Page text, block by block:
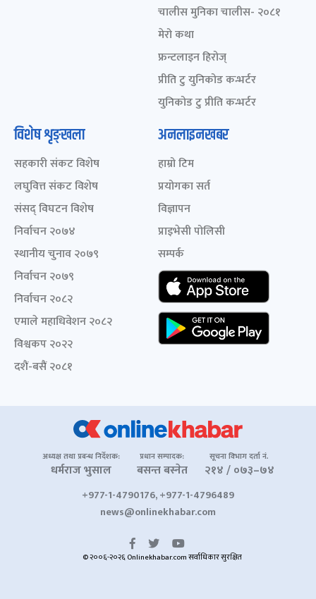
चालीस मुनिका चालीस- २०८१
मेरो कथा
फ्रन्टलाइन हिरोज्
प्रीति टु युनिकोड कन्भर्टर
युनिकोड टु प्रीति कन्भर्टर
विशेष शृङ्खला
सहकारी संकट विशेष
लघुवित्त संकट विशेष
संसद् विघटन विशेष
निर्वाचन २०७४
स्थानीय चुनाव २०७९
निर्वाचन २०७९
निर्वाचन २०८२
एमाले महाधिवेशन २०८२
विश्वकप २०२२
दशैं-बसैं २०८१
अनलाइनखबर
हाम्रो टिम
प्रयोगका सर्त
विज्ञापन
प्राइभेसी पोलिसी
सम्पर्क
अध्यक्ष तथा प्रबन्ध निर्देशक:
धर्मराज भुसाल
प्रधान सम्पादक:
बसन्त बस्नेत
सूचना विभाग दर्ता नं.
२१४ / ०७३–७४
+977-1-4790176, +977-1-4796489
news@onlinekhabar.com
© २००६-२०२६ Onlinekhabar.com सर्वाधिकार सुरक्षित